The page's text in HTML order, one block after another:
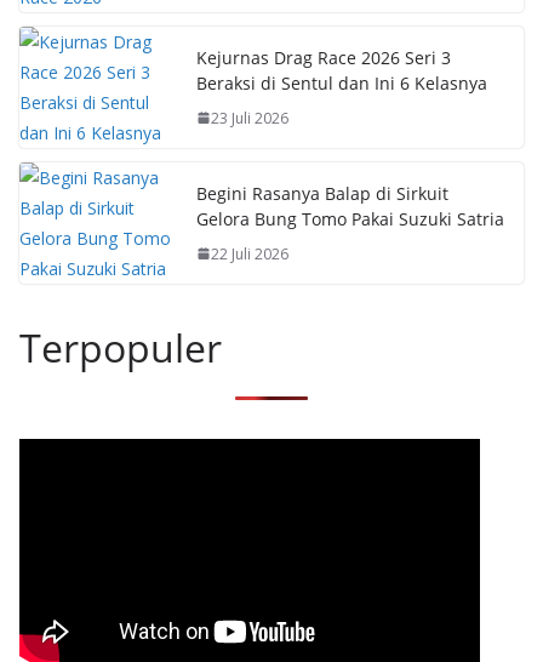
Kejurnas Drag Race 2026 Seri 3
Beraksi di Sentul dan Ini 6 Kelasnya
23 Juli 2026
Begini Rasanya Balap di Sirkuit
Gelora Bung Tomo Pakai Suzuki Satria
22 Juli 2026
Terpopuler